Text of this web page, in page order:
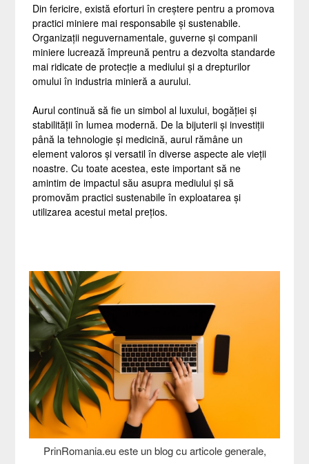
Din fericire, există eforturi în creștere pentru a promova
practici miniere mai responsabile și sustenabile.
Organizații neguvernamentale, guverne și companii
miniere lucrează împreună pentru a dezvolta standarde
mai ridicate de protecție a mediului și a drepturilor
omului în industria minieră a aurului.
Aurul continuă să fie un simbol al luxului, bogăției și
stabilității în lumea modernă. De la bijuterii și investiții
până la tehnologie și medicină, aurul rămâne un
element valoros și versatil în diverse aspecte ale vieții
noastre. Cu toate acestea, este important să ne
amintim de impactul său asupra mediului și să
promovăm practici sustenabile în exploatarea și
utilizarea acestui metal prețios.
PrinRomania.eu este un blog cu articole generale,